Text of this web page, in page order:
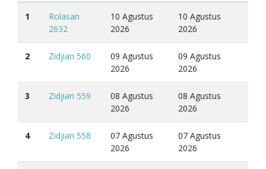
1
Rolasan
2632
10 Agustus
2026
10 Agustus
2026
2 Zidjian 560
09 Agustus
2026
09 Agustus
2026
3 Zidjian 559
08 Agustus
2026
08 Agustus
2026
4 Zidjian 558
07 Agustus
2026
07 Agustus
2026